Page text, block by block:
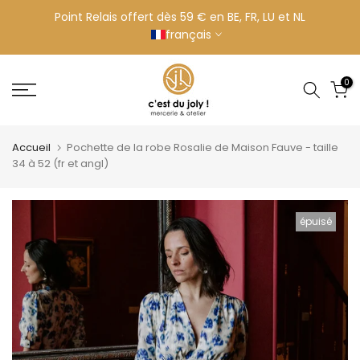
contenu
Point Relais offert dès 59 € en BE, FR, LU et NL
français
0
Accueil
Pochette de la robe Rosalie de Maison Fauve - taille
34 à 52 (fr et angl)
épuisé